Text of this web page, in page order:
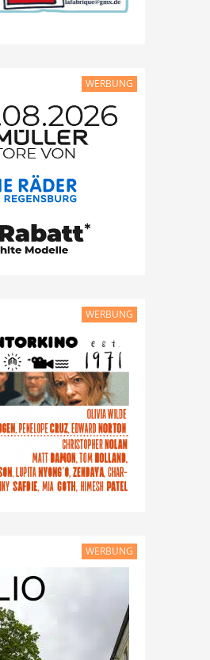
WERBUNG
WERBUNG
WERBUNG